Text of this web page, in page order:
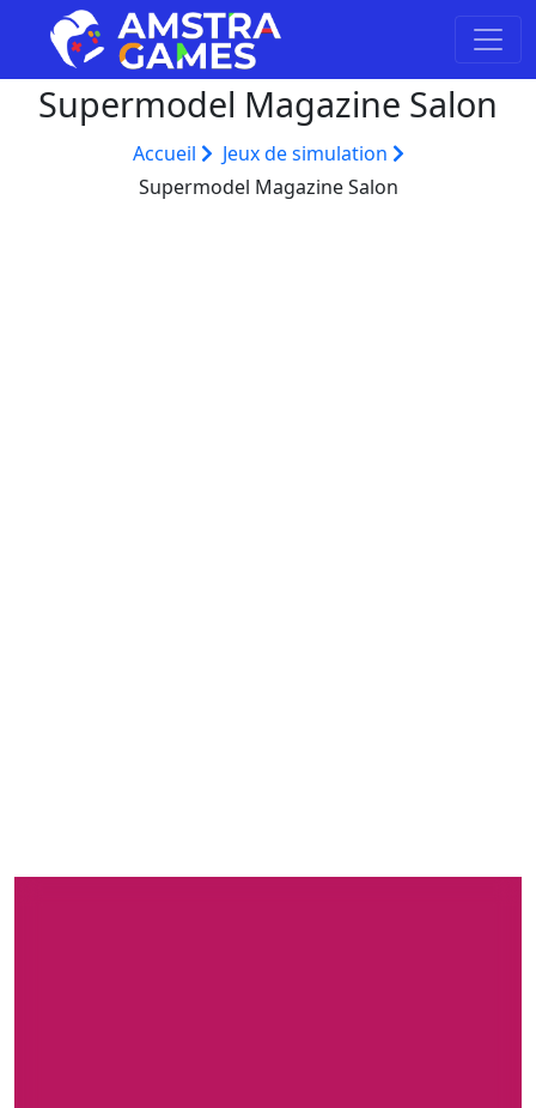
Supermodel Magazine Salon
Accueil
Jeux de simulation
Supermodel Magazine Salon